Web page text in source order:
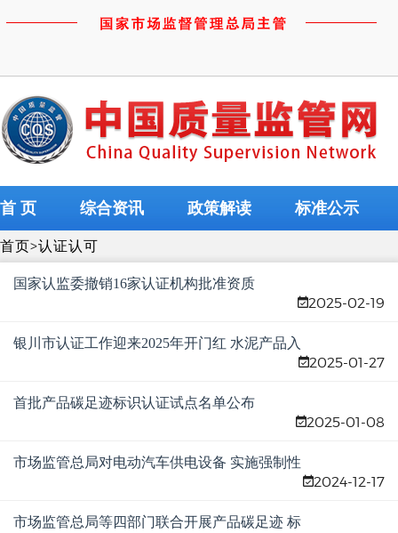
首 页 综合资讯 政策解读 标准公示
首页>认证认可
国家认监委撤销16家认证机构批准资质
2025-02-19
银川市认证工作迎来2025年开门红 水泥产品入
2025-01-27
首批产品碳足迹标识认证试点名单公布
2025-01-08
市场监管总局对电动汽车供电设备 实施强制性
2024-12-17
市场监管总局等四部门联合开展产品碳足迹 标